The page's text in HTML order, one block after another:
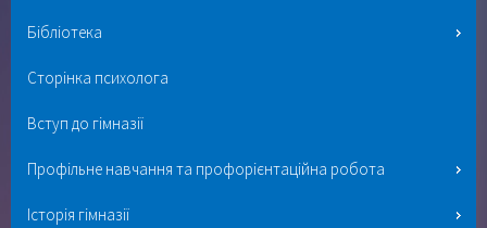
Бібліотека
Сторінка психолога
Вступ до гімназії
Профільне навчання та профорієнтаційна робота
Історія гімназії